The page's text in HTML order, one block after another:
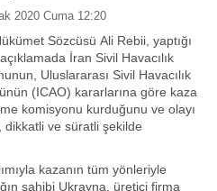
2020 Cuma 12:20
Sözcüsü Ali Rebii, yaptığı
açıklamada İran Sivil Havacılık
Uluslararası Sivil Havacılık
(ICAO) kararlarına göre kaza
komisyonu kurduğunu ve olayı
dikkatli ve süratli şekilde
kazanın tüm yönleriyle
sahibi Ukrayna, üretici firma